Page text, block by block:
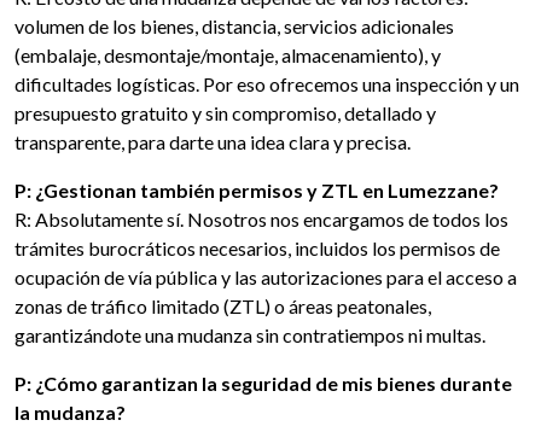
volumen de los bienes, distancia, servicios adicionales
(embalaje, desmontaje/montaje, almacenamiento), y
dificultades logísticas. Por eso ofrecemos una inspección y un
presupuesto gratuito y sin compromiso, detallado y
transparente, para darte una idea clara y precisa.
P: ¿Gestionan también permisos y ZTL en Lumezzane?
R: Absolutamente sí. Nosotros nos encargamos de todos los
trámites burocráticos necesarios, incluidos los permisos de
ocupación de vía pública y las autorizaciones para el acceso a
zonas de tráfico limitado (ZTL) o áreas peatonales,
garantizándote una mudanza sin contratiempos ni multas.
P: ¿Cómo garantizan la seguridad de mis bienes durante
la mudanza?